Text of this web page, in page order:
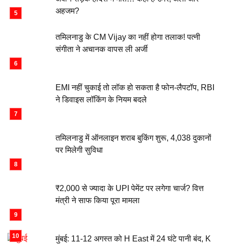
अहजम?
तमिलनाडु के CM Vijay का नहीं होगा तलाक! पत्नी
संगीता ने अचानक वापस ली अर्जी
EMI नहीं चुकाई तो लॉक हो सकता है फोन-लैपटॉप, RBI
ने डिवाइस लॉकिंग के नियम बदले
तमिलनाडु में ऑनलाइन शराब बुकिंग शुरू, 4,038 दुकानों
पर मिलेगी सुविधा
₹2,000 से ज्यादा के UPI पेमेंट पर लगेगा चार्ज? वित्त
मंत्री ने साफ किया पूरा मामला
मुंबई: 11-12 अगस्त को H East में 24 घंटे पानी बंद, K